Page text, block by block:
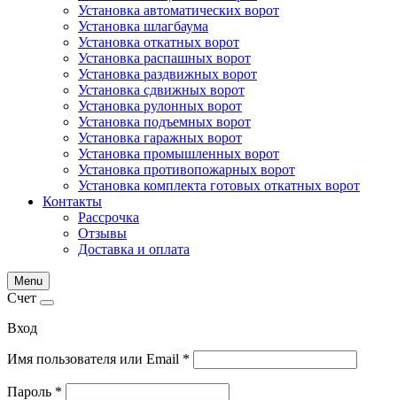
Установка автоматических ворот
Установка шлагбаума
Установка откатных ворот
Установка распашных ворот
Установка раздвижных ворот
Установка сдвижных ворот
Установка рулонных ворот
Установка подъемных ворот
Установка гаражных ворот
Установка промышленных ворот
Установка противопожарных ворот
Установка комплекта готовых откатных ворот
Контакты
Рассрочка
Отзывы
Доставка и оплата
Menu
Счет
Вход
Имя пользователя или Email *
Пароль *